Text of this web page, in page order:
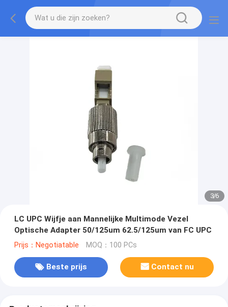
3/6
LC UPC Wijfje aan Mannelijke Multimode Vezel
Optische Adapter 50/125um 62.5/125um van FC UPC
Prijs：Negotiatable MOQ：100 PCs
Beste prijs Contact nu